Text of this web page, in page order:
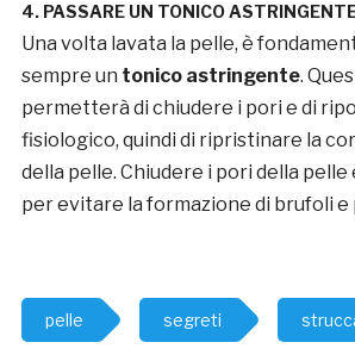
4. PASSARE UN TONICO
Una volta lavata la pelle, è
sempre un tonico astringente.
permetterà di chiudere i pori e di
fisiologico, quindi di ripristinare la
della pelle. Chiudere i pori della
per evitare la formazione di brufoli e
pelle segreti